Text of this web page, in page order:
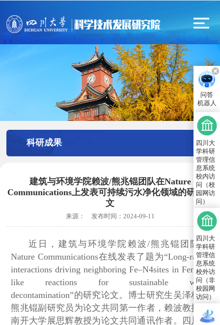
科研成果
建筑与环境学院赖波/熊兆锟团队在Nature
Communications上发表可持续污水净化领域的研究论
文
来源： 发布时间： 2024-09-11
近日，建筑与环境学院赖波/熊兆锟团队在
Nature Communications在线发表了题为“Long-range
interactions driving neighboring Fe–N4sites in Fenton-
like reactions for sustainable water
decontamination”的研究论文。博士研究生吴泽林、
熊兆锟副研究员为论文共同第一作者，赖波教授和
南开大学展思辉教授为论文共同通讯作者。四川大
问答
机器人
四川大
学科研
管理信
息系统
校内访
问（校
园网访
问）
四川大
学科研
管理信
息系统
校外访
问（非
校园网
访问）